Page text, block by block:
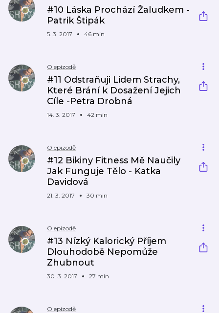
#10 Láska Prochází Žaludkem -
Patrik Štipák
5. 3. 2017 46 min
O epizodě
#11 Odstraňuji Lidem Strachy,
Které Brání k Dosažení Jejich
Cíle -Petra Drobná
14. 3. 2017 42 min
O epizodě
#12 Bikiny Fitness Mě Naučily
Jak Funguje Tělo - Katka
Davidová
21. 3. 2017 30 min
O epizodě
#13 Nízký Kalorický Příjem
Dlouhodobě Nepomůže
Zhubnout
30. 3. 2017 27 min
O epizodě